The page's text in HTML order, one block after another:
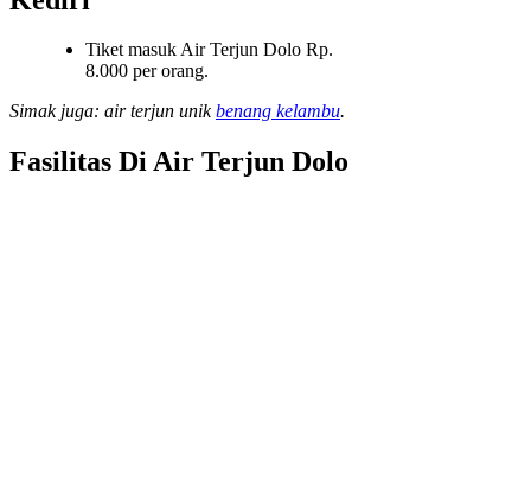
Tiket masuk Air Terjun Dolo Rp.
8.000 per orang.
Simak juga: air terjun unikbenang kelambu.
Fasilitas Di Air Terjun Dolo